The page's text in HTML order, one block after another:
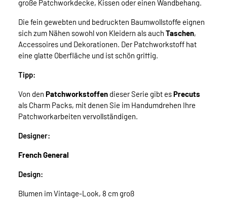
große Patchworkdecke, Kissen oder einen Wandbehang.
Die fein gewebten und bedruckten Baumwollstoffe eignen
sich zum Nähen sowohl von Kleidern als auch Taschen,
Accessoires und Dekorationen. Der Patchworkstoff hat
eine glatte Oberfläche und ist schön griffig.
Tipp:
Von den Patchworkstoffen dieser Serie gibt esPrecuts
als Charm Packs, mit denen Sie im Handumdrehen Ihre
Patchworkarbeiten vervollständigen.
Designer:
French General
Design:
Blumen im Vintage-Look, 8 cm groß